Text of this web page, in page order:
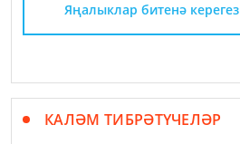
Яңалыклар битенә керегез
КАЛӘМ ТИБРӘТҮЧЕЛӘР